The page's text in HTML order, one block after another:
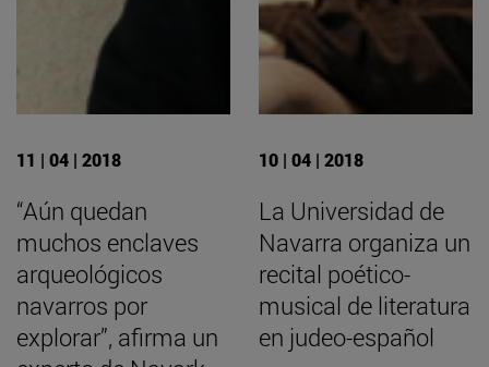
11 | 04 | 2018
“Aún quedan
muchos enclaves
arqueológicos
navarros por
explorar”, afirma un
10 | 04 | 2018
La Universidad de
Navarra organiza un
recital poético-
musical de literatura
en judeo-español